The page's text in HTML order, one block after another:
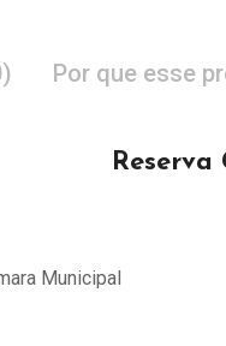
Por que esse
Reserva
Municipal